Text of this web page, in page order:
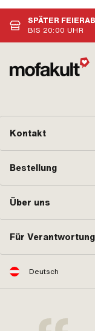
SPÄTER
BIS 20:00 UHR
Kontakt
Bestellung
Über uns
Für
Deutsch